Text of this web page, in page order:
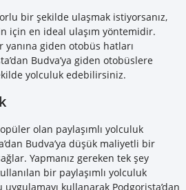
bir şekilde ulaşmak istiyorsanız,
için en ideal ulaşım yöntemidir.
yanına giden otobüs hatları
Budva’ya giden otobüslere
yolculuk edebilirsiniz.
olan paylaşımlı yolculuk
Budva’ya düşük maliyetli bir
Yapmanız gereken tek şey
bir paylaşımlı yolculuk
kullanarak Podgorista’dan